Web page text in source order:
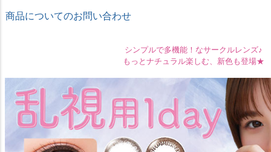
商品についてのお問い合わせ
シンプルで多機能！なサークルレンズ♪
もっとナチュラル楽しむ、新色も登場★